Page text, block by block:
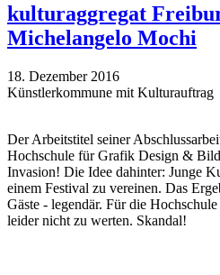
kulturaggregat
Michelangelo Mochi
18. Dezember 2016
Künstlerkommune mit Kulturauftrag
Der Arbeitstitel seiner
Hochschule für Grafik Design &
Invasion! Die Idee dahinter: Junge
einem Festival zu vereinen. Das
Gäste - legendär. Für die
leider nicht zu werten. Skandal!